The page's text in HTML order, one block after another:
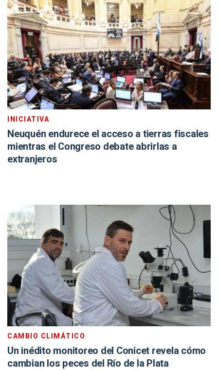
INICIATIVA
Neuquén endurece el acceso a tierras fiscales
mientras el Congreso debate abrirlas a
extranjeros
CAMBIO CLIMÁTICO
Un inédito monitoreo del Conicet revela cómo
cambian los peces del Río de la Plata